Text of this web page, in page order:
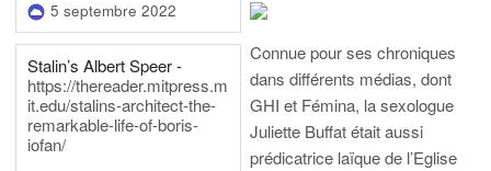
5 septembre 2022
Stalin’s Albert Speer -
https://thereader.mitpress.m
it.edu/stalins-architect-the-
remarkable-life-of-boris-
iofan/
Connue pour ses chroniques
dans différents médias, dont
GHI et Fémina, la sexologue
Juliette Buffat était aussi
prédicatrice laïque de l’Eglise